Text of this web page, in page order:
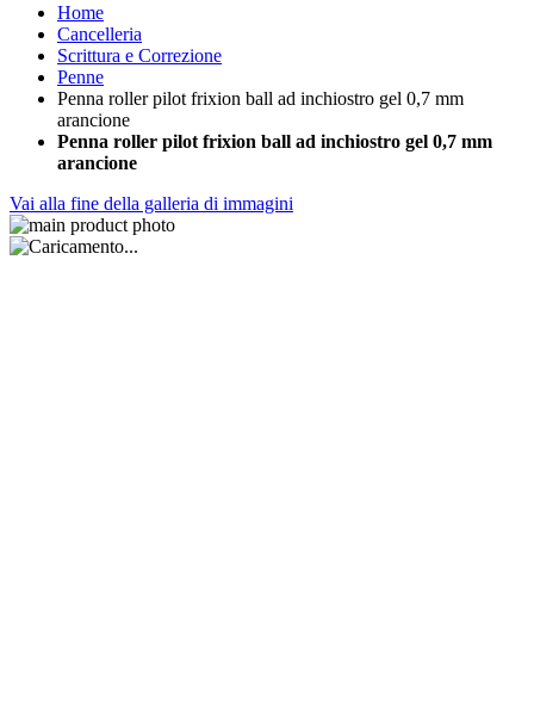
Home
Cancelleria
Scrittura e Correzione
Penne
Penna roller pilot frixion ball ad inchiostro gel 0,7 mm
arancione
Penna roller pilot frixion ball ad inchiostro gel 0,7 mm
arancione
Vai alla fine della galleria di immagini